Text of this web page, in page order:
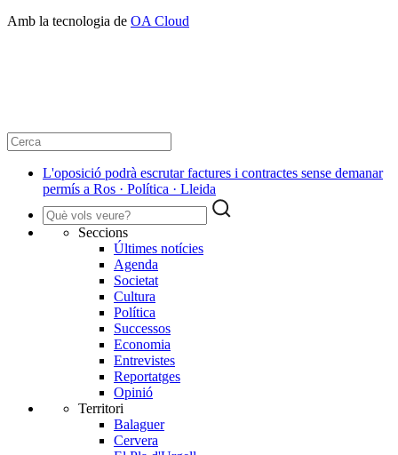
Amb la tecnologia de OA Cloud
L'oposició podrà escrutar factures i contractes sense demanar
permís a Ros · Política · Lleida
Seccions
Últimes notícies
Agenda
Societat
Cultura
Política
Successos
Economia
Entrevistes
Reportatges
Opinió
Territori
Balaguer
Cervera